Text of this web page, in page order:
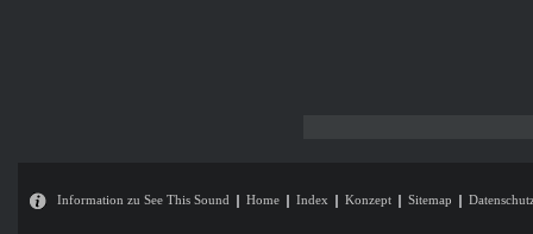
Information zu See This Sound Home Index Konzept Sitemap